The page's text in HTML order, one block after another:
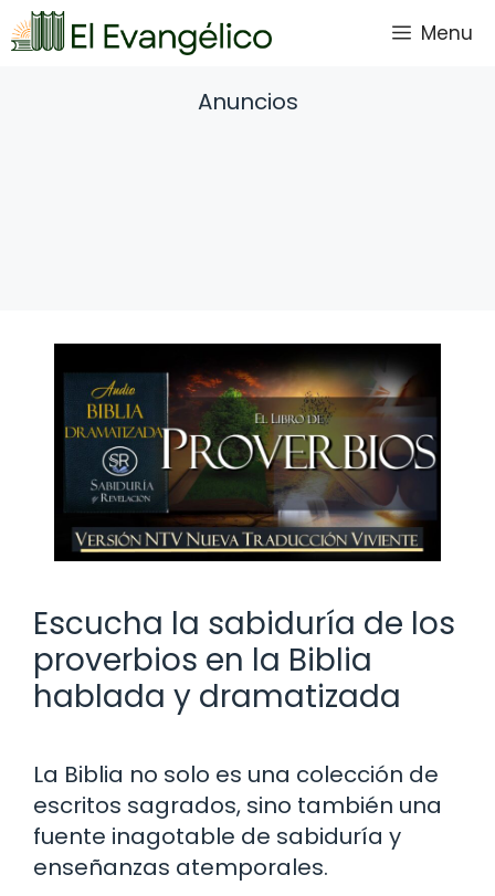
Saltar
al
Menu
Anuncios
Escucha la sabiduría de los
proverbios en la Biblia
hablada y dramatizada
La Biblia no solo es una colección de
escritos sagrados, sino también una
fuente inagotable de sabiduría y
enseñanzas atemporales.